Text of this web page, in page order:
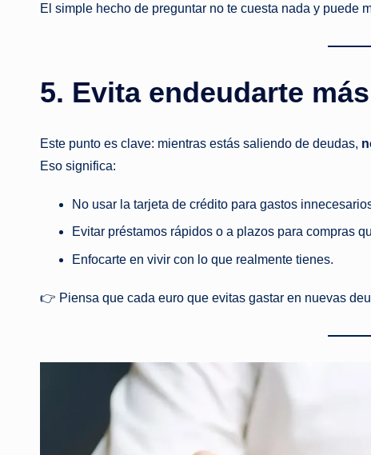
El simple hecho de preguntar no te cuesta nada y puede
5. Evita endeudarte más
Este punto es clave: mientras estás saliendo de deudas,
Eso significa:
No usar la tarjeta de crédito para gastos
Evitar préstamos rápidos o a plazos para compras
Enfocarte en vivir con lo que realmente tienes.
👉 Piensa que cada euro que evitas gastar en nuevas